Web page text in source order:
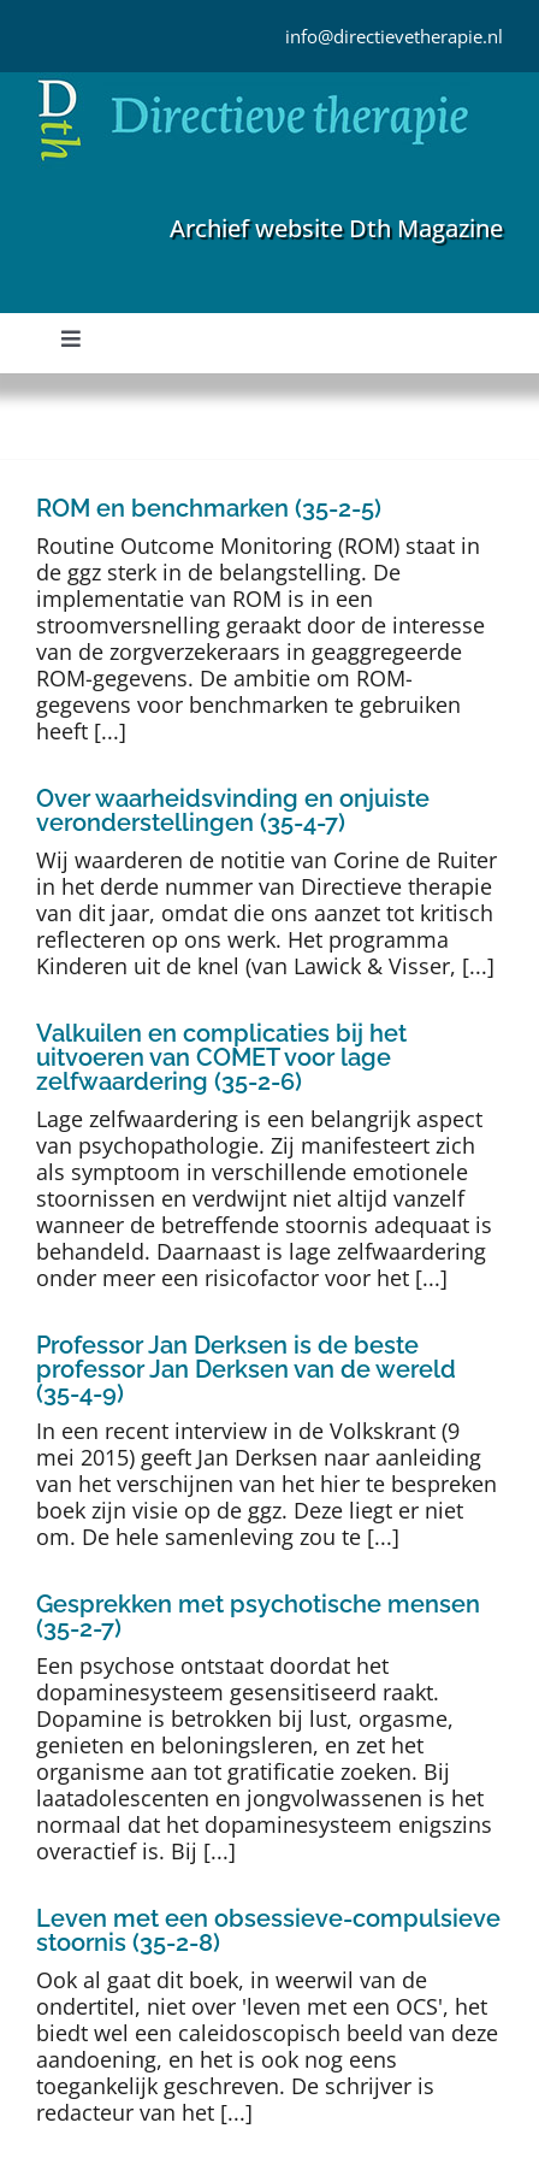
inhoud
info@directievetherapie.nl
Archief website Dth Magazine
Toggle
Navigation
Home
Auteurs
TDT Overzicht
Over Dth
Contact
ROM en benchmarken (35-2-5)
Routine Outcome Monitoring (ROM) staat in
de ggz sterk in de belangstelling. De
implementatie van ROM is in een
stroomversnelling geraakt door de interesse
van de zorgverzekeraars in geaggregeerde
ROM-gegevens. De ambitie om ROM-
gegevens voor benchmarken te gebruiken
heeft [...]
Over waarheidsvinding en onjuiste
veronderstellingen (35-4-7)
Wij waarderen de notitie van Corine de Ruiter
in het derde nummer van Directieve therapie
van dit jaar, omdat die ons aanzet tot kritisch
reflecteren op ons werk. Het programma
Kinderen uit de knel (van Lawick & Visser, [...]
Valkuilen en complicaties bij het
uitvoeren van COMET voor lage
zelfwaardering (35-2-6)
Lage zelfwaardering is een belangrijk aspect
van psychopathologie. Zij manifesteert zich
als symptoom in verschillende emotionele
stoornissen en verdwijnt niet altijd vanzelf
wanneer de betreffende stoornis adequaat is
behandeld. Daarnaast is lage zelfwaardering
onder meer een risicofactor voor het [...]
Professor Jan Derksen is de beste
professor Jan Derksen van de wereld
(35-4-9)
In een recent interview in de Volkskrant (9
mei 2015) geeft Jan Derksen naar aanleiding
van het verschijnen van het hier te bespreken
boek zijn visie op de ggz. Deze liegt er niet
om. De hele samenleving zou te [...]
Gesprekken met psychotische mensen
(35-2-7)
Een psychose ontstaat doordat het
dopaminesysteem gesensitiseerd raakt.
Dopamine is betrokken bij lust, orgasme,
genieten en beloningsleren, en zet het
organisme aan tot gratificatie zoeken. Bij
laatadolescenten en jongvolwassenen is het
normaal dat het dopaminesysteem enigszins
overactief is. Bij [...]
Leven met een obsessieve-compulsieve
stoornis (35-2-8)
Ook al gaat dit boek, in weerwil van de
ondertitel, niet over 'leven met een OCS', het
biedt wel een caleidoscopisch beeld van deze
aandoening, en het is ook nog eens
toegankelijk geschreven. De schrijver is
redacteur van het [...]